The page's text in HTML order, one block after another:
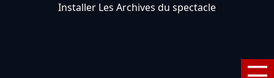
Installer Les Archives du spectacle